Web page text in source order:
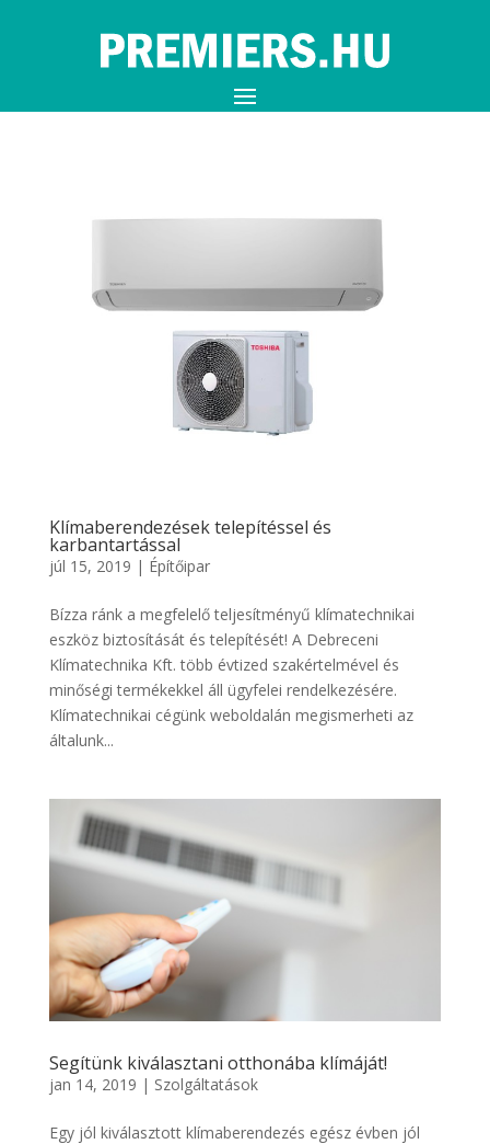
Klímaberendezések telepítéssel és
karbantartással
júl 15, 2019 | Építőipar
Bízza ránk a megfelelő teljesítményű klímatechnikai
eszköz biztosítását és telepítését! A Debreceni
Klímatechnika Kft. több évtized szakértelmével és
minőségi termékekkel áll ügyfelei rendelkezésére.
Klímatechnikai cégünk weboldalán megismerheti az
általunk...
Segítünk kiválasztani otthonába klímáját!
jan 14, 2019 | Szolgáltatások
Egy jól kiválasztott klímaberendezés egész évben jól